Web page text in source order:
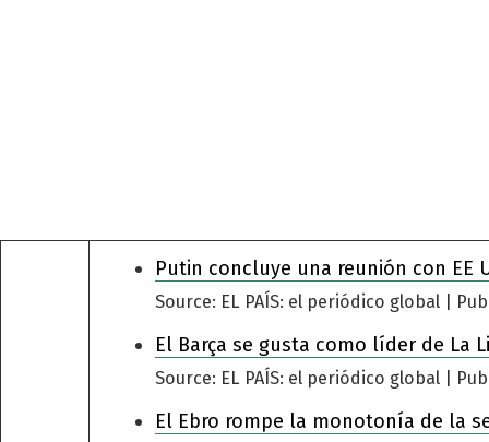
Putin concluye una reunión con EE
Source: EL PAÍS: el periódico global
El Barça se gusta como líder de La
Source: EL PAÍS: el periódico global
El Ebro rompe la monotonía de la